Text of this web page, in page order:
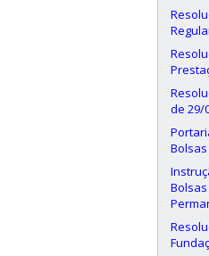
de 29/